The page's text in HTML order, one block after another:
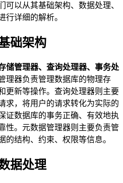
可以从其基础架构、数据处理、
行详细的解析。
础架构
储管理器、查询处理器、事务处
理器负责管理数据库的物理存
更新等操作。查询处理器则主要
求，将用户的请求转化为实际的
证数据库的事务正确、有效地执
性。元数据管理器则主要负责管
的结构、约束、权限等信息。
据处理